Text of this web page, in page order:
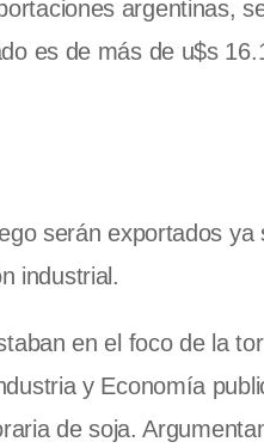
argentinas,
es de más de u$s
serán exportados ya
industrial.
en el foco de la
y Economía
de soja.